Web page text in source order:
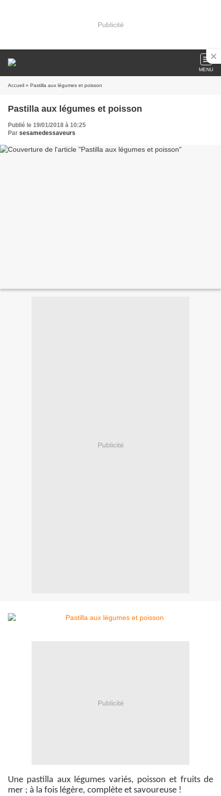
Publicité
MENU
Accueil » Pastilla aux légumes et poisson
Pastilla aux légumes et poisson
Publié le 19/01/2018 à 10:25
Par sesamedessaveurs
Publicité
Publicité
Une pastilla aux légumes variés, poisson et fruits de
mer ; à la fois légère, complète et savoureuse !